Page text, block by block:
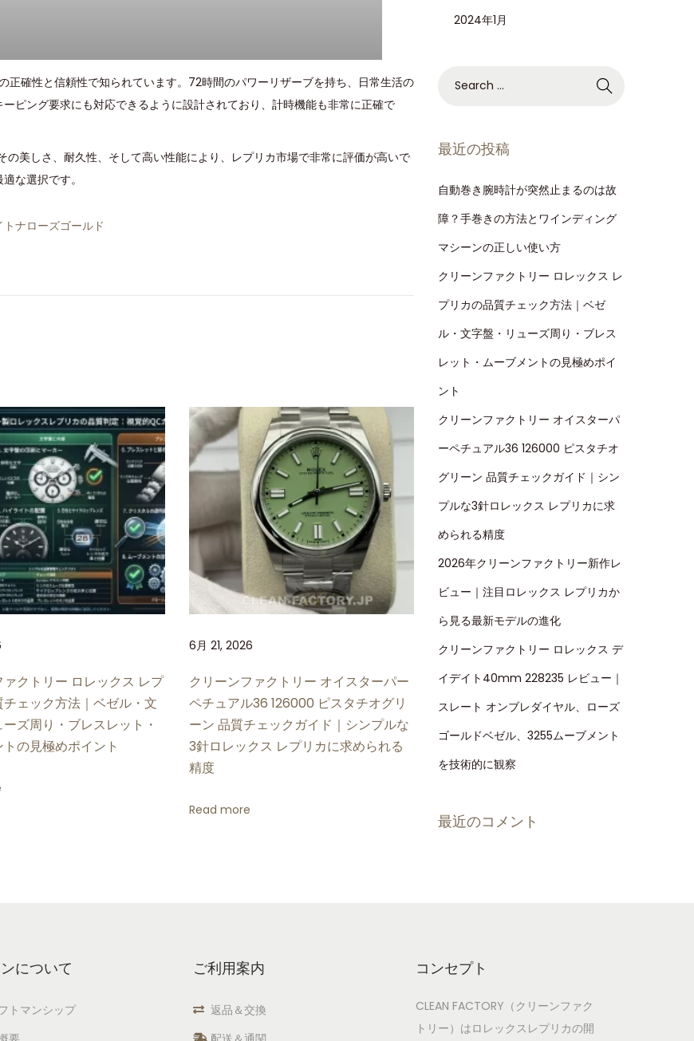
正確性と信頼性で知られています。72時間のパワーリザーブを持ち、日常生活の
ピング要求にも対応できるように設計されており、計時機能も非常に正確で
その美しさ、耐久性、そして高い性能により、レプリカ市場で非常に評価が高いで
な選択です。
ナローズゴールド
ァクトリー ロレックス レプ
チェック方法｜ベゼル・文
ズ周り・ブレスレット・
の見極めポイント
6月 21, 2026
クリーンファクトリー オイスターパー
ペチュアル36 126000 ピスタチオグリ
ーン 品質チェックガイド｜シンプルな
3針ロレックス レプリカに求められる
精度
Read more
2024年1月
最近の投稿
自動巻き腕時計が突然止まるのは故
障？手巻きの方法とワインディング
マシーンの正しい使い方
クリーンファクトリー ロレックス レ
プリカの品質チェック方法｜ベゼ
ル・文字盤・リューズ周り・ブレス
レット・ムーブメントの見極めポイ
ント
クリーンファクトリー オイスターパ
ーペチュアル36 126000 ピスタチオ
グリーン 品質チェックガイド｜シン
プルな3針ロレックス レプリカに求
められる精度
2026年クリーンファクトリー新作レ
ビュー｜注目ロレックス レプリカか
ら見る最新モデルの進化
クリーンファクトリー ロレックス デ
イデイト40mm 228235 レビュー｜
スレート オンブレダイヤル、ローズ
ゴールドベゼル、3255ムーブメント
を技術的に観察
最近のコメント
について
トマンシップ
ご利用案内
返品＆交換
コンセプト
CLEAN FACTORY（クリーンファク
トリー）はロレックスレプリカの開